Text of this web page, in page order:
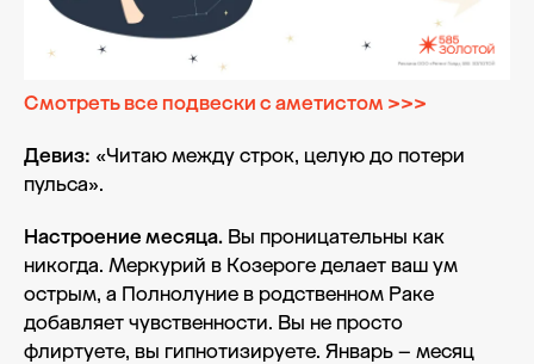
Смотреть все подвески с аметистом >>>
Девиз: «Читаю между строк, целую до потери
пульса».
Настроение месяца. Вы проницательны как
никогда. Меркурий в Козероге делает ваш ум
острым, а Полнолуние в родственном Раке
добавляет чувственности. Вы не просто
флиртуете, вы гипнотизируете. Январь – месяц